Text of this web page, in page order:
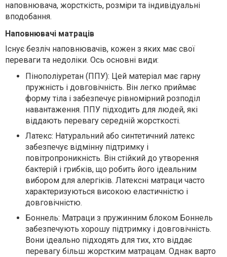
наповнювача, жорсткість, розміри та індивідуальні
вподобання.
Наповнювачі матраців
Існує безліч наповнювачів, кожен з яких має свої
переваги та недоліки. Ось основні види:
Пінополіуретан (ППУ): Цей матеріал має гарну
пружність і довговічність. Він легко приймає
форму тіла і забезпечує рівномірний розподіл
навантаження. ППУ підходить для людей, які
віддають перевагу середній жорсткості.
Латекс: Натуральний або синтетичний латекс
забезпечує відмінну підтримку і
повітропроникність. Він стійкий до утворення
бактерій і грибків, що робить його ідеальним
вибором для алергіків. Латексні матраци часто
характеризуються високою еластичністю і
довговічністю.
Боннель: Матраци з пружинним блоком Боннель
забезпечують хорошу підтримку і довговічність.
Вони ідеально підходять для тих, хто віддає
перевагу більш жорстким матрацам. Однак варто